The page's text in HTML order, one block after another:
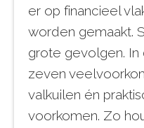
er op financieel
worden gemaakt.
grote gevolgen.
zeven
valkuilen én
voorkomen. Zo